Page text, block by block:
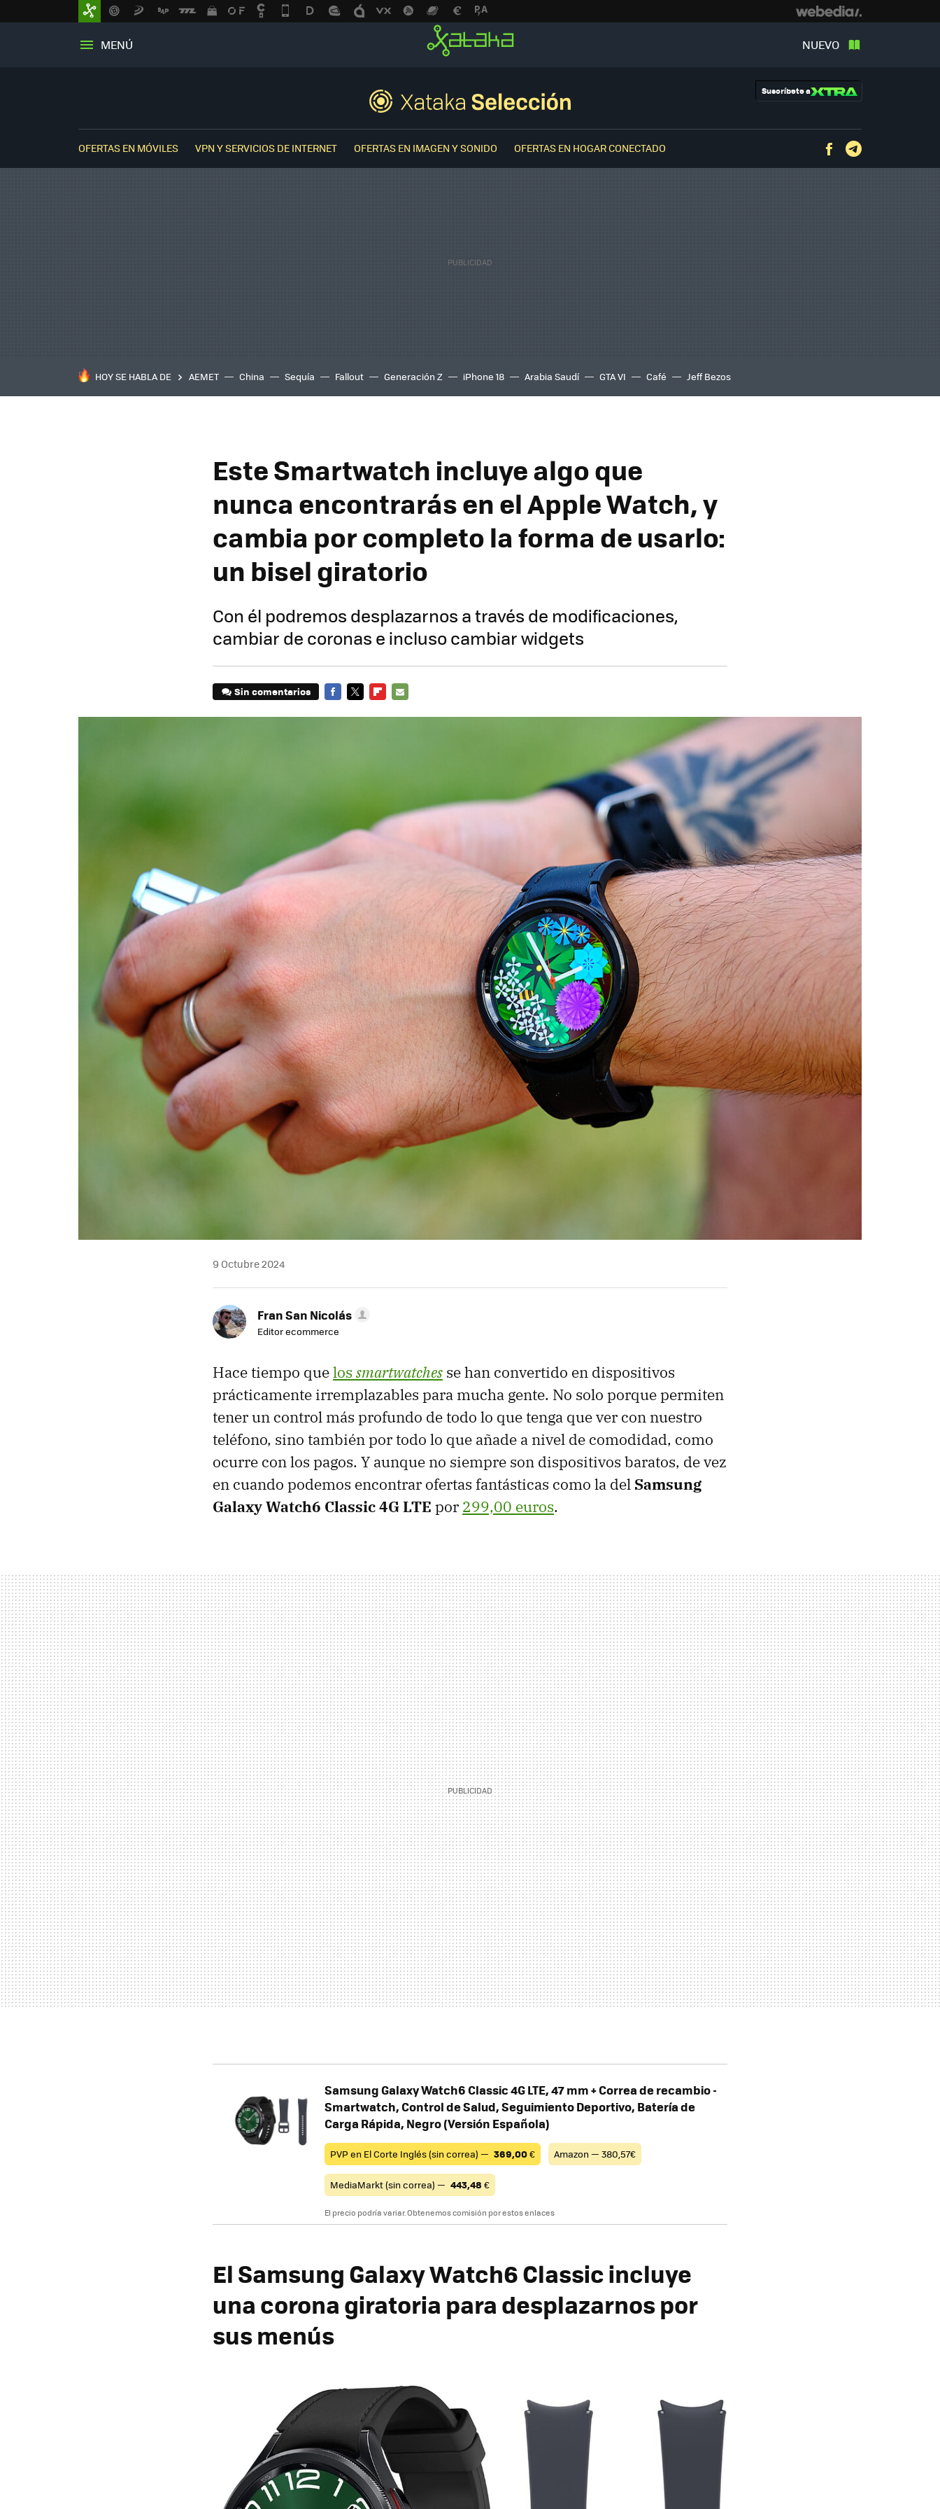
MENÚ NUEVO
Suscríbete a
OFERTAS EN MÓVILES VPN Y SERVICIOS DE INTERNET OFERTAS EN IMAGEN Y SONIDO OFERTAS EN HOGAR CONECTADO Facebook
HOY SE HABLA DE AEMET China Sequía Fallout Generación Z iPhone 18 Arabia Saudí GTA VI Café Jeff Bezos
Este Smartwatch incluye algo que
nunca encontrarás en el Apple Watch, y
cambia por completo la forma de usarlo:
un bisel giratorio
Con él podremos desplazarnos a través de modificaciones,
cambiar de coronas e incluso cambiar widgets
Sin comentarios
9 Octubre 2024
Fran San Nicolás
Editor ecommerce
Hace tiempo quelos smartwatches se han convertido en dispositivos
prácticamente irremplazables para mucha gente. No solo porque permiten
tener un control más profundo de todo lo que tenga que ver con nuestro
teléfono, sino también por todo lo que añade a nivel de comodidad, como
ocurre con los pagos. Y aunque no siempre son dispositivos baratos, de vez
en cuando podemos encontrar ofertas fantásticas como la del Samsung
Galaxy Watch6 Classic 4G LTE por 299,00 euros.
Samsung Galaxy Watch6 Classic 4G LTE, 47 mm + Correa de recambio -
Smartwatch, Control de Salud, Seguimiento Deportivo, Batería de
Carga Rápida, Negro (Versión Española)
PVP en El Corte Inglés (sin correa) — 369,00€ Amazon — 380,57€
MediaMarkt (sin correa) — 443,48 €
El precio podría variar. Obtenemos comisión por estos enlaces
El Samsung Galaxy Watch6 Classic incluye
una corona giratoria para desplazarnos por
sus menús